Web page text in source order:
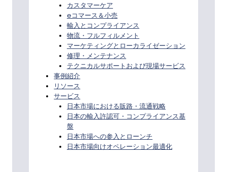
カスタマーケア
eコマース＆小売
輸入とコンプライアンス
物流・フルフィルメント
マーケティングとローカライゼーション
修理・メンテナンス
テクニカルサポートおよび現場サービス
事例紹介
リソース
サービス
日本市場における販路・流通戦略
日本の輸入許認可・コンプライアンス基
盤
日本市場への参入とローンチ
日本市場向けオペレーション最適化